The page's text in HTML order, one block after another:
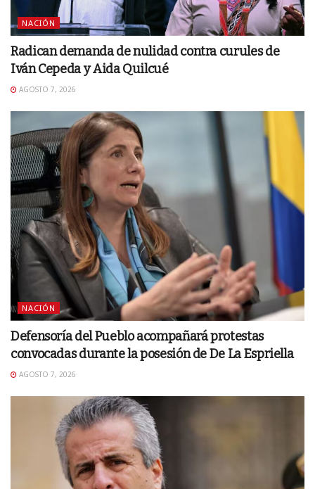
NACIÓN
Radican demanda de nulidad contra curules de
Iván Cepeda y Aida Quilcué
AGOSTO 7, 2026
NACIÓN
Defensoría del Pueblo acompañará protestas
convocadas durante la posesión de De La Espriella
AGOSTO 7, 2026